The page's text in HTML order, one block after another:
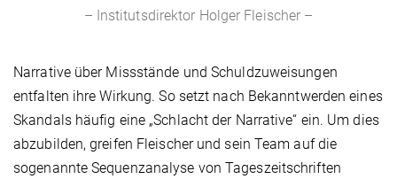
– Institutsdirektor Holger Fleischer –
Narrative über Missstände und Schuldzuweisungen
entfalten ihre Wirkung. So setzt nach Bekanntwerden eines
Skandals häufig eine „Schlacht der Narrative“ ein. Um dies
abzubilden, greifen Fleischer und sein Team auf die
sogenannte Sequenzanalyse von Tageszeitschriften